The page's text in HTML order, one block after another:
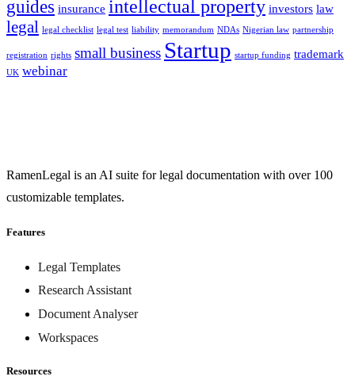
guides insurance intellectual property investors law
legal legal checklist legal test liability memorandum NDAs Nigerian law partnership
registration rights small business Startup startup funding trademark
UK webinar
RamenLegal is an AI suite for legal documentation with over 100
customizable templates.
Features
Legal Templates
Research Assistant
Document Analyser
Workspaces
Resources